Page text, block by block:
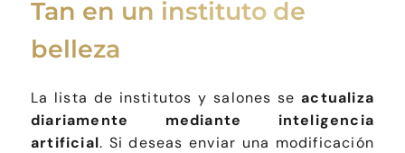
Tan en un instituto de
belleza
La lista de institutos y salones seactualiza
diariamente mediante inteligencia
artificial. Si deseas enviar una modificación